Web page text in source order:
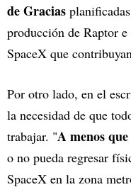
de Gracias
producción de Raptor
SpaceX que
Por otro lado, en el
la necesidad de que
trabajar. "A menos
o no pueda regresar
SpaceX en la zona